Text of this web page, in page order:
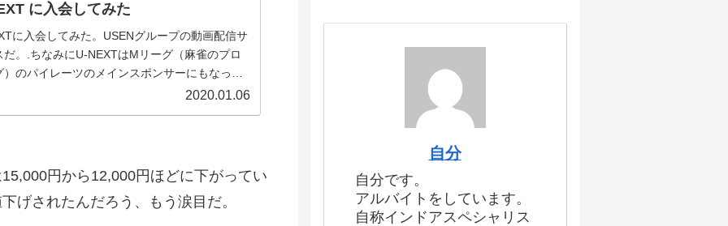
に入会してみた
に入会してみた。USENグループの動画配信サ
だ。.ちなみにU-NEXTはMリーグ（麻雀のプロ
）のパイレーツのメインスポンサーにもなって
業だ、これはどうでもいい。..動画配信はネット
2020.01.06
円から12,000円ほどに下がってい
げされたんだろう、もう涙目だ。
自分
自分です。
アルバイトをしています。
自称インドアスペシャリス